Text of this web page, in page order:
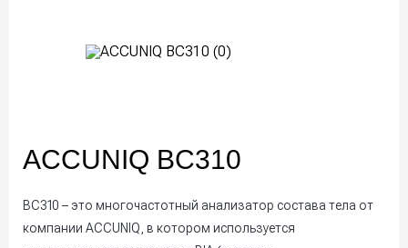
ACCUNIQ BC310
BC310 – это многочастотный анализатор состава тела от
компании ACCUNIQ, в котором используется